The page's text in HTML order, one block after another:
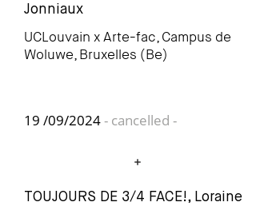
Jonniaux
UCLouvain x Arte-fac, Campus de
Woluwe, Bruxelles (Be)
19 /09/2024- cancelled -
TOUJOURS DE 3/4 FACE!, Loraine